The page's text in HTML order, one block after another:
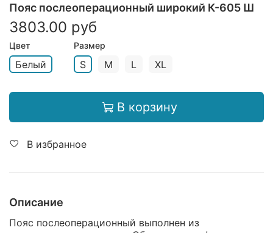
Пояс послеоперационный широкий К-605 Ш
3803.00 руб
Цвет
Белый
Размер
S M L XL
В корзину
В избранное
Описание
Пояс послеоперационный выполнен из